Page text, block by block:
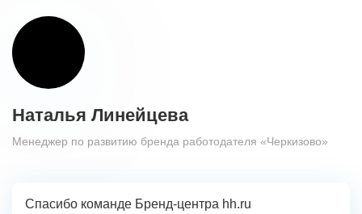
Наталья Линейцева
Менеджер по развитию бренда работодателя «Черкизово»
Спасибо команде Бренд-центра hh.ru